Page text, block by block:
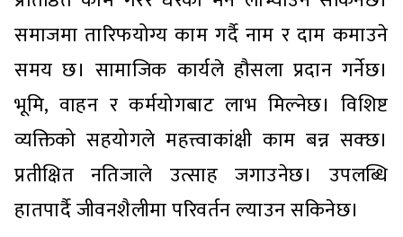
समाजमा तारिफयोग्य काम गर्दै नाम र दाम कमाउने
समय छ। सामाजिक कार्यले हौसला प्रदान गर्नेछ।
भूमि, वाहन र कर्मयोगबाट लाभ मिल्नेछ। विशिष्ट
व्यक्तिको सहयोगले महत्त्वाकांक्षी काम बन्न सक्छ।
प्रतीक्षित नतिजाले उत्साह जगाउनेछ। उपलब्धि
हातपार्दै जीवनशैलीमा परिवर्तन ल्याउन सकिनेछ।